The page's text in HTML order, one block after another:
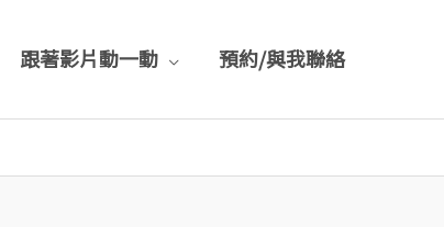
跟著影片動一動 預約/與我聯絡